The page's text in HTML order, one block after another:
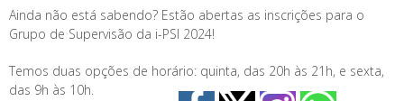
Ainda não está sabendo? Estão abertas as inscrições para o
Grupo de Supervisão da i-PSI 2024!
Temos duas opções de horário: quinta, das 20h às 21h, e sexta,
das 9h às 10h.